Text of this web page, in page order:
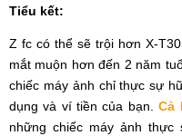
Tiểu kết:
Z fc có thể sẽ trội hơn X-
mắt muộn hơn đến 2 năm
chiếc máy ảnh chỉ thực sự
dụng và ví tiền của bạn.Cả
những chiếc máy ảnh